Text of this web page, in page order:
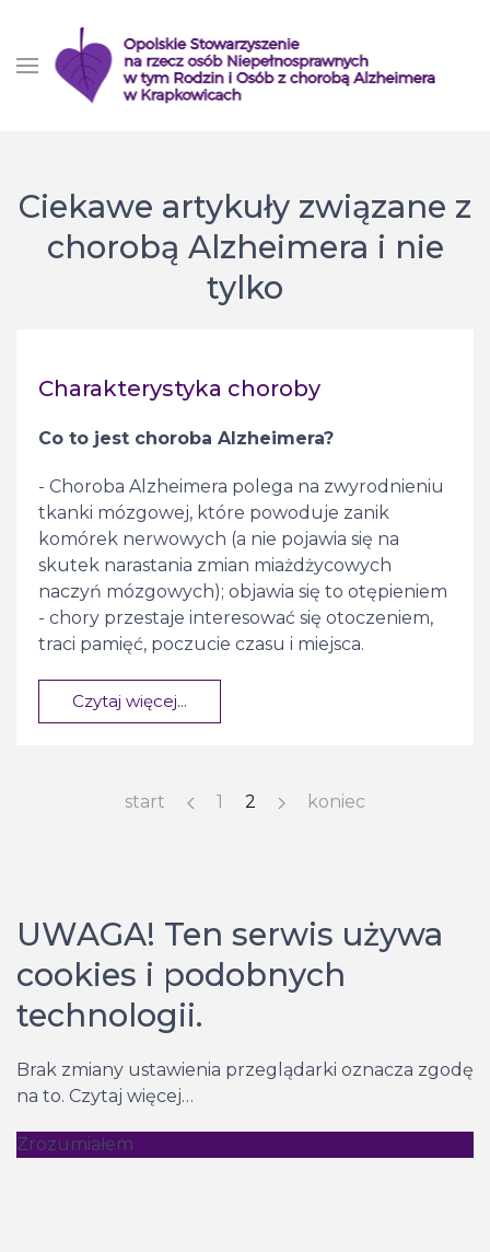
Ciekawe artykuły związane z
chorobą Alzheimera i nie
tylko
Charakterystyka choroby
Co to jest choroba Alzheimera?
- Choroba Alzheimera polega na zwyrodnieniu
tkanki mózgowej, które powoduje zanik
komórek nerwowych (a nie pojawia się na
skutek narastania zmian miażdżycowych
naczyń mózgowych); objawia się to otępieniem
- chory przestaje interesować się otoczeniem,
traci pamięć, poczucie czasu i miejsca.
Czytaj więcej...
start 1 2 koniec
UWAGA! Ten serwis używa
cookies i podobnych
technologii.
Brak zmiany ustawienia przeglądarki oznacza zgodę
na to. Czytaj więcej…
Zrozumiałem